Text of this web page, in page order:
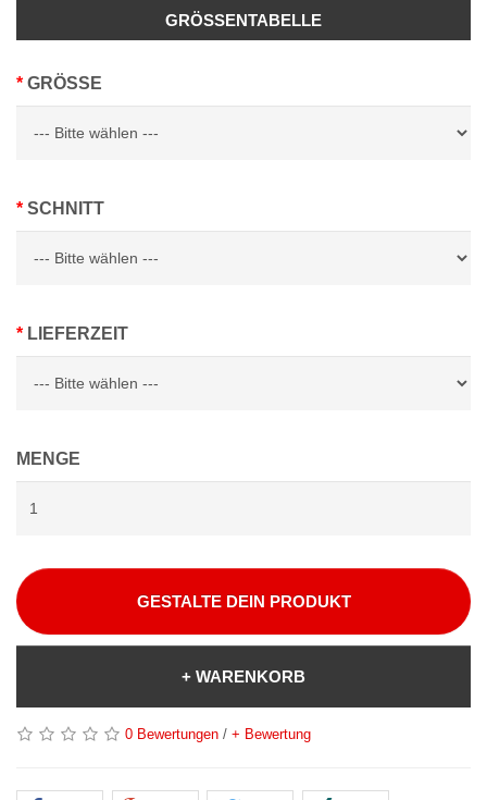
GRÖSSENTABELLE
GRÖSSE
SCHNITT
LIEFERZEIT
MENGE
GESTALTE DEIN PRODUKT
+ WARENKORB
0 Bewertungen / + Bewertung